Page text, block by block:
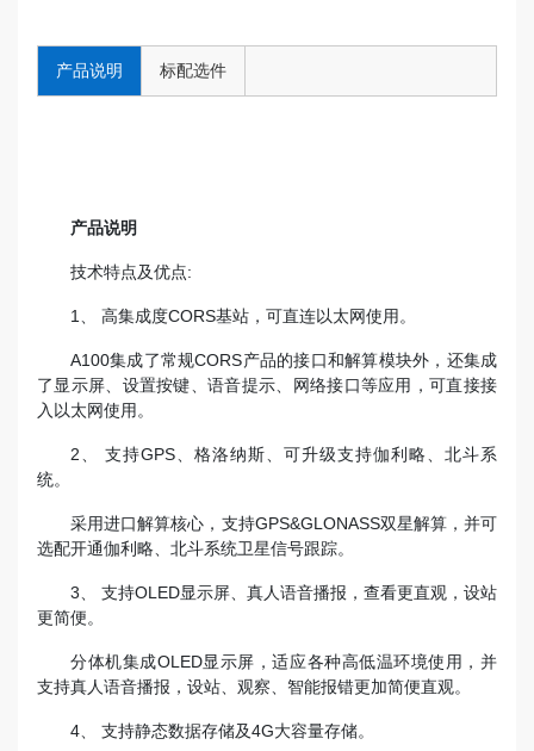
产品说明 标配选件
产品说明
技术特点及优点:
1、 高集成度CORS基站，可直连以太网使用。
A100集成了常规CORS产品的接口和解算模块外，还集成
了显示屏、设置按键、语音提示、网络接口等应用，可直接接
入以太网使用。
2、 支持GPS、格洛纳斯、可升级支持伽利略、北斗系
统。
采用进口解算核心，支持GPS&GLONASS双星解算，并可
选配开通伽利略、北斗系统卫星信号跟踪。
3、 支持OLED显示屏、真人语音播报，查看更直观，设站
更简便。
分体机集成OLED显示屏，适应各种高低温环境使用，并
支持真人语音播报，设站、观察、智能报错更加简便直观。
4、 支持静态数据存储及4G大容量存储。